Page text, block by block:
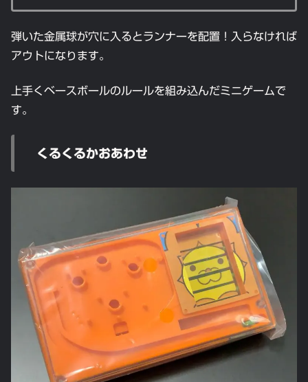
弾いた金属球が穴に入るとランナーを配置！入らなければ
アウトになります。
上手くベースボールのルールを組み込んだミニゲームで
す。
くるくるかおあわせ